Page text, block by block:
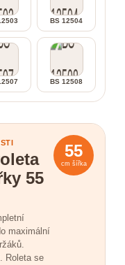
BS 12504
BS 12508
55
maximální
Roleta se
55
cm šířka